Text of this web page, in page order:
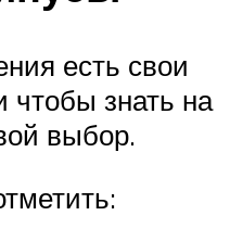
есть свои
знать на
выбор.